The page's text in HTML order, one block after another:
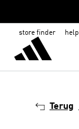
store finder help
Terug